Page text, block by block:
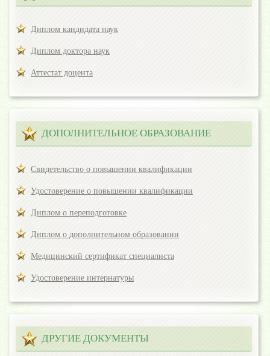
Диплом кандидата наук
Диплом доктора наук
Аттестат доцента
ДОПОЛНИТЕЛЬНОЕ ОБРАЗОВАНИЕ
Свидетельство о повышении квалификации
Удостоверение о повышении квалификации
Диплом о переподготовке
Диплом о дополнительном образовании
Медицинский сертификат специалиста
Удостоверение интернатуры
ДРУГИЕ ДОКУМЕНТЫ